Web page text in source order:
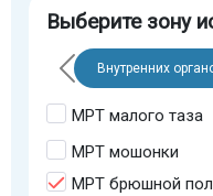
Выберите зону
Внутренних
МРТ малого таза
МРТ мошонки
МРТ брюшной